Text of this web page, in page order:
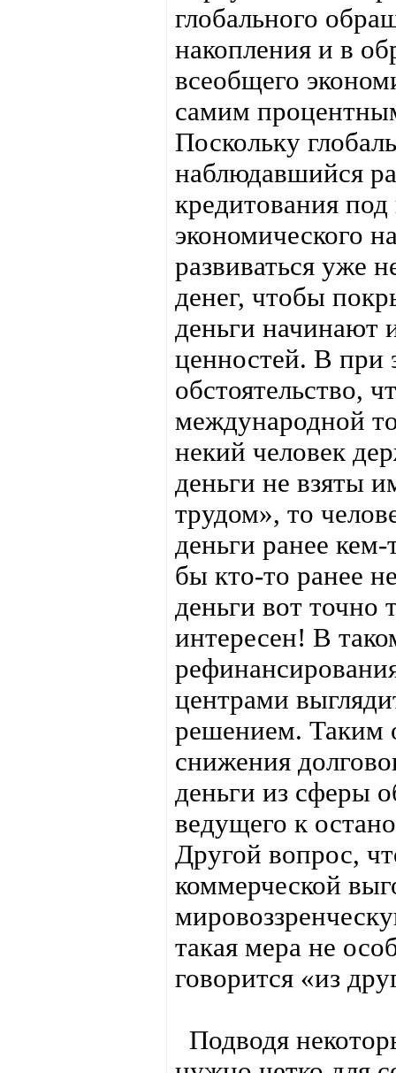
глобального
накопления и в
всеобщего
самим
Поскольку
наблюдавшийся
кредитования
экономического
развиваться уже
денег, чтобы
деньги начинают
ценностей. B при
обстоятельство,
международной
некий человек
деньги не взяты
трудом», то
деньги ранее
бы кто-то ранее
деньги вот точно
интересен! В
центрами
решением. Таким
снижения
деньги из сферы
ведущего к
Другой вопрос,
коммерческой
такая мера не
говорится «из
Подводя